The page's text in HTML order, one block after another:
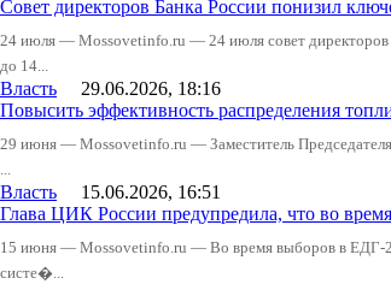
Совет директоров Банка России понизил
24 июля — Mossovetinfo.ru — 24 июля совет директоров
до 14...
Власть 29.06.2026, 18:16
Повысить эффективность распределения
29 июня — Mossovetinfo.ru — Заместитель
...
Власть 15.06.2026, 16:51
Глава ЦИК России предупредила, что во
15 июня — Mossovetinfo.ru — Во время выборов в ЕДГ-
систе�...